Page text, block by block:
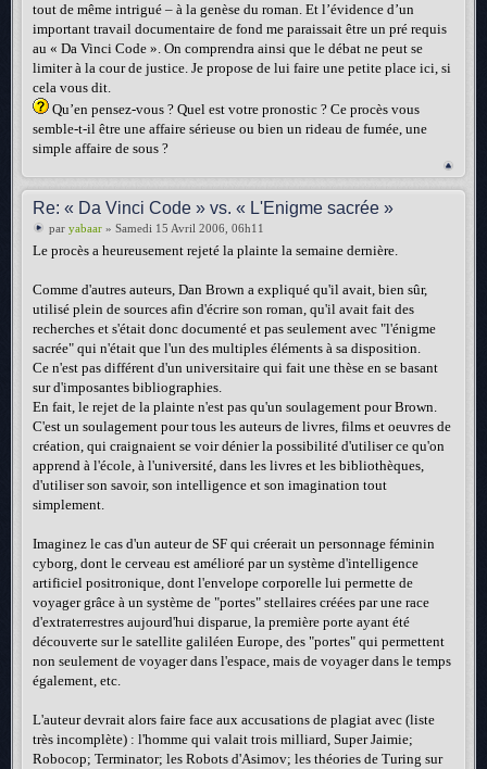
tout de même intrigué – à la genèse du roman. Et l’évidence d’un
important travail documentaire de fond me paraissait être un pré requis
au « Da Vinci Code ». On comprendra ainsi que le débat ne peut se
limiter à la cour de justice. Je propose de lui faire une petite place ici, si
cela vous dit.
Qu’en pensez-vous ? Quel est votre pronostic ? Ce procès vous
semble-t-il être une affaire sérieuse ou bien un rideau de fumée, une
simple affaire de sous ?
Re: « Da Vinci Code » vs. « L'Enigme sacrée »
par yabaar » Samedi 15 Avril 2006, 06h11
Le procès a heureusement rejeté la plainte la semaine dernière.
Comme d'autres auteurs, Dan Brown a expliqué qu'il avait, bien sûr,
utilisé plein de sources afin d'écrire son roman, qu'il avait fait des
recherches et s'était donc documenté et pas seulement avec "l'énigme
sacrée" qui n'était que l'un des multiples éléments à sa disposition.
Ce n'est pas différent d'un universitaire qui fait une thèse en se basant
sur d'imposantes bibliographies.
En fait, le rejet de la plainte n'est pas qu'un soulagement pour Brown.
C'est un soulagement pour tous les auteurs de livres, films et oeuvres de
création, qui craignaient se voir dénier la possibilité d'utiliser ce qu'on
apprend à l'école, à l'université, dans les livres et les bibliothèques,
d'utiliser son savoir, son intelligence et son imagination tout
simplement.
Imaginez le cas d'un auteur de SF qui créerait un personnage féminin
cyborg, dont le cerveau est amélioré par un système d'intelligence
artificiel positronique, dont l'envelope corporelle lui permette de
voyager grâce à un système de "portes" stellaires créées par une race
d'extraterrestres aujourd'hui disparue, la première porte ayant été
découverte sur le satellite galiléen Europe, des "portes" qui permettent
non seulement de voyager dans l'espace, mais de voyager dans le temps
également, etc.
L'auteur devrait alors faire face aux accusations de plagiat avec (liste
très incomplète) : l'homme qui valait trois milliard, Super Jaimie;
Robocop; Terminator; les Robots d'Asimov; les théories de Turing sur